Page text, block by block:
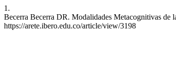
1.
Becerra Becerra DR. Modalidades Metacognitivas de
https://arete.ibero.edu.co/article/view/3198